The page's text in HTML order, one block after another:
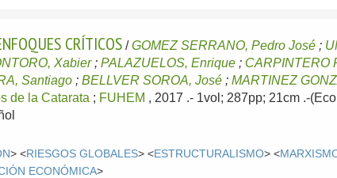
CRÍTICOS /GOMEZ SERRANO, Pedro José ;
Xabier;PALAZUELOS, Enrique ; CARPINTERO
Santiago ;BELLVER SOROA, José ;MARTINEZ
de la Catarata ; FUHEM , 2017 .- 1vol; 287pp; 21cm .-
> <RIESGOS GLOBALES> <ESTRUCTURALISMO> <
ECONÓMICA>